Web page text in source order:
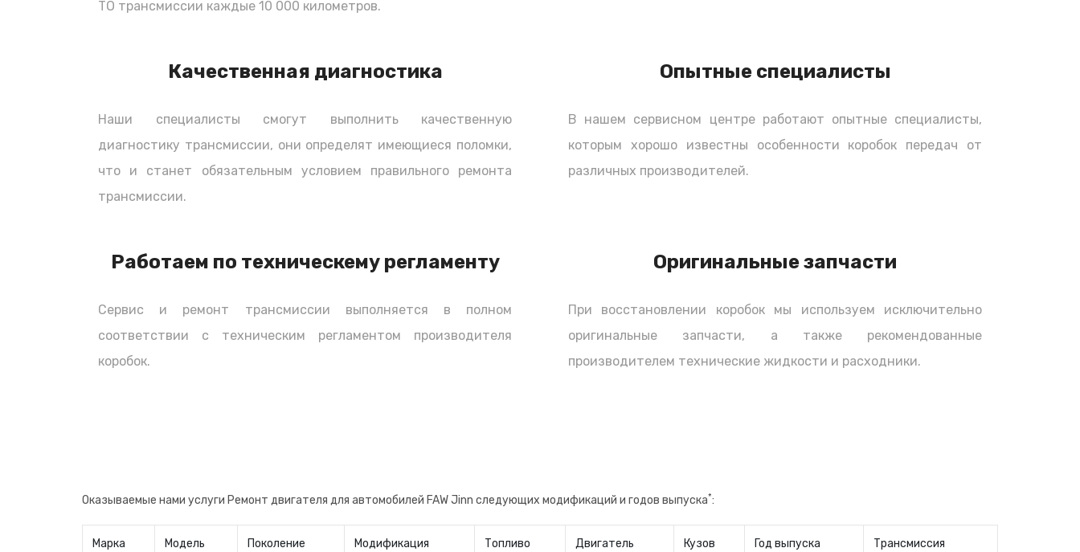
ТО трансмиссии каждые 10 000 километров.
Качественная диагностика
Наши специалисты смогут выполнить качественную
диагностику трансмиссии, они определят имеющиеся поломки,
что и станет обязательным условием правильного ремонта
трансмиссии.
Опытные специалисты
В нашем сервисном центре работают опытные специалисты,
которым хорошо известны особенности коробок передач от
различных производителей.
Работаем по техническему регламенту
Сервис и ремонт трансмиссии выполняется в полном
соответствии с техническим регламентом производителя
коробок.
Оригинальные запчасти
При восстановлении коробок мы используем исключительно
оригинальные запчасти, а также рекомендованные
производителем технические жидкости и расходники.
Оказываемые нами услуги Ремонт двигателя для автомобилей FAW Jinn следующих модификаций и годов выпуска*:
Марка Модель Поколение Модификация Топливо Двигатель Кузов Год выпуска Трансмиссия